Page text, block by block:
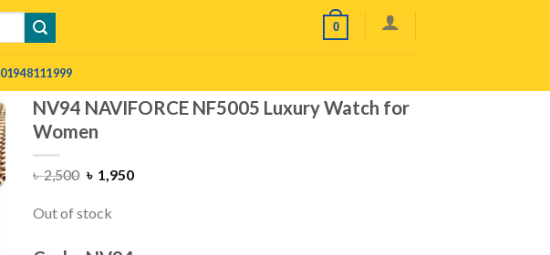
0
01948111999
NV94 NAVIFORCE NF5005 Luxury Watch for
Women
৳2,500 ৳ 1,950
Out of stock